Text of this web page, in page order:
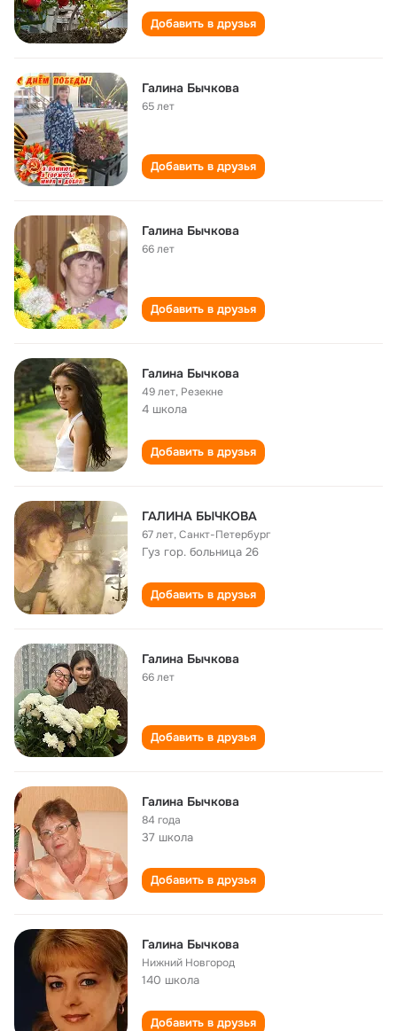
Добавить в друзья
Галина Бычкова
65 лет
Добавить в друзья
Галина Бычкова
66 лет
Добавить в друзья
Галина Бычкова
49 лет, Резекне
4 школа
Добавить в друзья
ГАЛИНА БЫЧКОВА
67 лет,Санкт-Петербург
Гуз гор. больница 26
Добавить в друзья
Галина Бычкова
66 лет
Добавить в друзья
Галина Бычкова
84 года
37 школа
Добавить в друзья
Галина Бычкова
Нижний Новгород
140 школа
Добавить в друзья